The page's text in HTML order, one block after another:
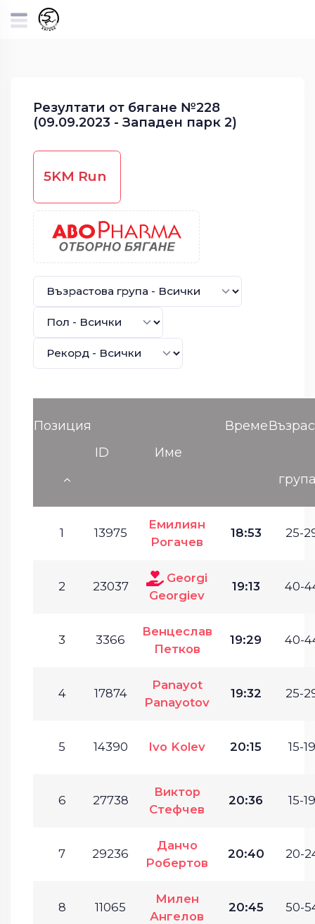
Резултати от бягане №228
(09.09.2023 - Западен парк 2)
5KM Run
Позиция
ID
Име
Време
1 13975
Емилиян
Рогачев
18:53 25-
2 23037
Georgi
Georgiev
19:13 40-
3 3366
Венцеслав
Петков
19:29 40-
4 17874
Panayot
Panayotov
19:32 25-
5 14390 Ivo Kolev 20:15 15-
6 27738
Виктор
Стефчев
20:36 15-
7 29236
Данчо
Робертов
20:40 20-
8 11065
Милен
Ангелов
20:45 50-